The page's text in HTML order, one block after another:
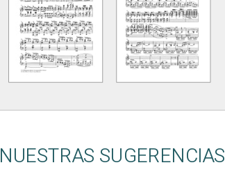
NUESTRAS SUGERENCIAS